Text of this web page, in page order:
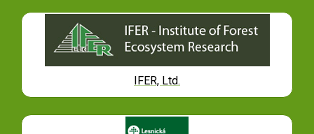
IFER, Ltd.